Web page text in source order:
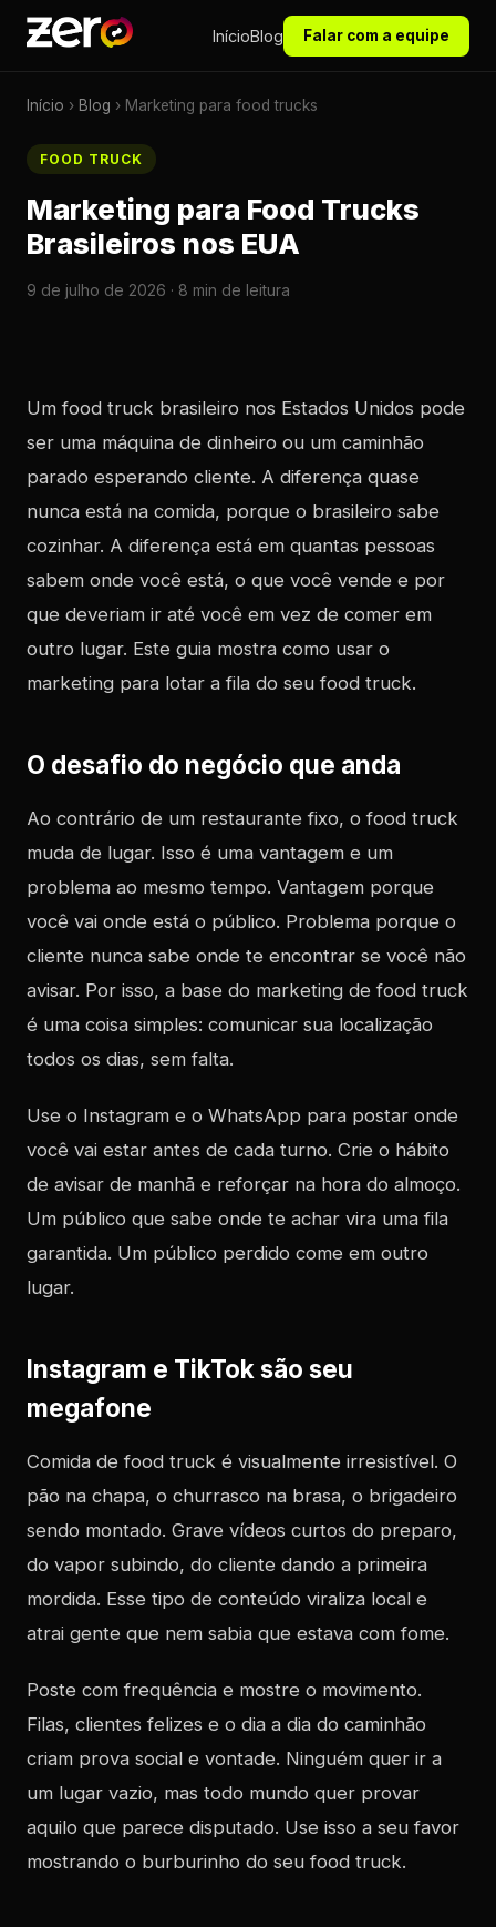
InícioBlog Falar com a equipe
Início › Blog › Marketing para food trucks
FOOD TRUCK
Marketing para Food Trucks
Brasileiros nos EUA
9 de julho de 2026 · 8 min de leitura
Um food truck brasileiro nos Estados Unidos pode
ser uma máquina de dinheiro ou um caminhão
parado esperando cliente. A diferença quase
nunca está na comida, porque o brasileiro sabe
cozinhar. A diferença está em quantas pessoas
sabem onde você está, o que você vende e por
que deveriam ir até você em vez de comer em
outro lugar. Este guia mostra como usar o
marketing para lotar a fila do seu food truck.
O desafio do negócio que anda
Ao contrário de um restaurante fixo, o food truck
muda de lugar. Isso é uma vantagem e um
problema ao mesmo tempo. Vantagem porque
você vai onde está o público. Problema porque o
cliente nunca sabe onde te encontrar se você não
avisar. Por isso, a base do marketing de food truck
é uma coisa simples: comunicar sua localização
todos os dias, sem falta.
Use o Instagram e o WhatsApp para postar onde
você vai estar antes de cada turno. Crie o hábito
de avisar de manhã e reforçar na hora do almoço.
Um público que sabe onde te achar vira uma fila
garantida. Um público perdido come em outro
lugar.
Instagram e TikTok são seu
megafone
Comida de food truck é visualmente irresistível. O
pão na chapa, o churrasco na brasa, o brigadeiro
sendo montado. Grave vídeos curtos do preparo,
do vapor subindo, do cliente dando a primeira
mordida. Esse tipo de conteúdo viraliza local e
atrai gente que nem sabia que estava com fome.
Poste com frequência e mostre o movimento.
Filas, clientes felizes e o dia a dia do caminhão
criam prova social e vontade. Ninguém quer ir a
um lugar vazio, mas todo mundo quer provar
aquilo que parece disputado. Use isso a seu favor
mostrando o burburinho do seu food truck.